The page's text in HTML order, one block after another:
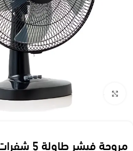
Click to enlarge